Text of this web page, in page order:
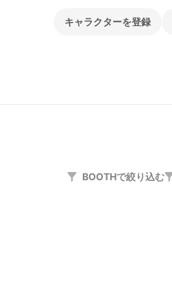
キャラクターを登録
BOOTHで絞り込む